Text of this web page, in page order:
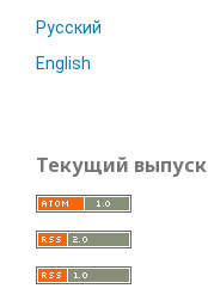
Русский
English
Текущий выпуск